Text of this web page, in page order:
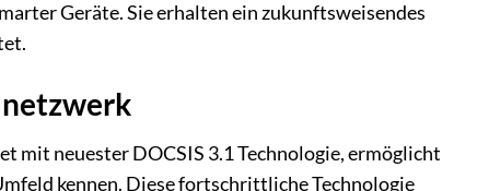
Geräte. Sie erhalten ein zukunftsweisendes
mit neuester DOCSIS 3.1 Technologie, ermöglicht
kennen. Diese fortschrittliche Technologie